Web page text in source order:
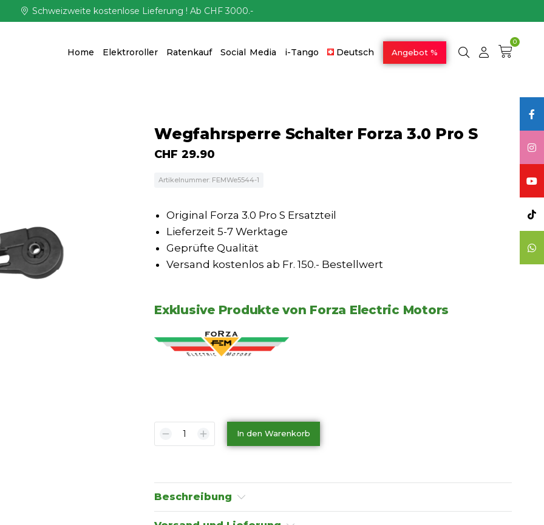
Schweizweite kostenlose Lieferung ! Ab CHF 3000.-
Home Elektroroller Ratenkauf Social Media i-Tango Deutsch Angebot %
0
Wegfahrsperre Schalter Forza 3.0 Pro S
CHF 29.90
Artikelnummer: FEMWe5544-1
Original Forza 3.0 Pro S Ersatzteil
Lieferzeit 5-7 Werktage
Geprüfte Qualität
Versand kostenlos ab Fr. 150.- Bestellwert
Exklusive Produkte von Forza Electric Motors
In den Warenkorb
Beschreibung